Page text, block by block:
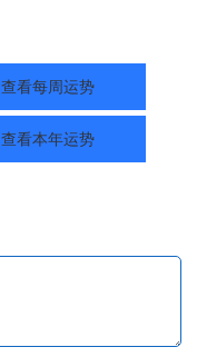
查看每周运势
查看本年运势